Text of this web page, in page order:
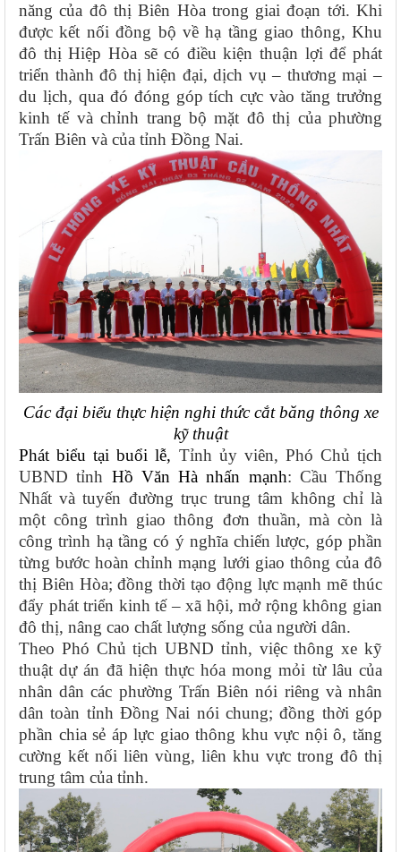
năng của đô thị Biên Hòa trong giai đoạn tới. Khi
được kết nối đồng bộ về hạ tầng giao thông, Khu
đô thị Hiệp Hòa sẽ có điều kiện thuận lợi để phát
triển thành đô thị hiện đại, dịch vụ – thương mại –
du lịch, qua đó đóng góp tích cực vào tăng trưởng
kinh tế và chỉnh trang bộ mặt đô thị của phường
Trấn Biên và của tỉnh Đồng Nai.
Các đại biểu thực hiện nghi thức cắt băng thông xe
kỹ thuật
Phát biểu tại buổi lễ, Tỉnh ủy viên, Phó Chủ tịch
UBND tỉnh Hồ Văn Hà nhấn mạnh: Cầu Thống
Nhất và tuyến đường trục trung tâm không chỉ là
một công trình giao thông đơn thuần, mà còn là
công trình hạ tầng có ý nghĩa chiến lược, góp phần
từng bước hoàn chỉnh mạng lưới giao thông của đô
thị Biên Hòa; đồng thời tạo động lực mạnh mẽ thúc
đẩy phát triển kinh tế – xã hội, mở rộng không gian
đô thị, nâng cao chất lượng sống của người dân.
Theo Phó Chủ tịch UBND tỉnh, việc thông xe kỹ
thuật dự án đã hiện thực hóa mong mỏi từ lâu của
nhân dân các phường Trấn Biên nói riêng và nhân
dân toàn tỉnh Đồng Nai nói chung; đồng thời góp
phần chia sẻ áp lực giao thông khu vực nội ô, tăng
cường kết nối liên vùng, liên khu vực trong đô thị
trung tâm của tỉnh.